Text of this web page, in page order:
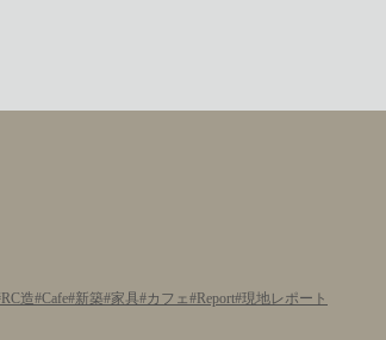
RC造 Cafe 新築 家具 カフェ Report 現地レポート